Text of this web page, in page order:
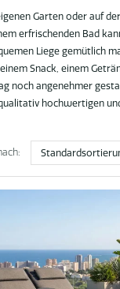
Garten oder auf
erfrischenden Bad
Liege gemütlich
Snack, einem
noch angenehmer
hochwertigen